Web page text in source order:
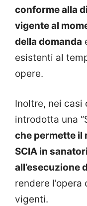
conforme alla
vigente al
della domanda
esistenti al
opere.
Inoltre, nei
introdotta una
che permette il
SCIA in
all’esecuzione
rendere
vigenti.